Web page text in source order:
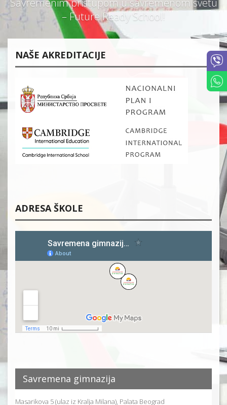
Savremenim pristupom u savremenom svetu
– Future Ready School!
NAŠE AKREDITACIJE
ADRESA ŠKOLE
Savremena gimnazija
Masarikova 5 (ulaz iz Kralja Milana), Palata Beograd